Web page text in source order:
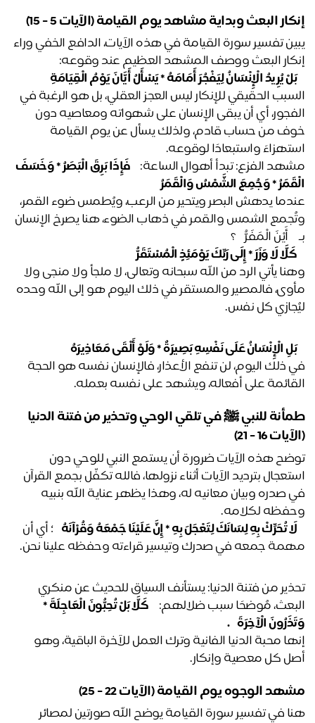
البعث وبداية مشاهد يوم القيامة (الآيات 5 - 15)
يبين تفسير سورة القيامة في هذه الآيات، الدافع الخفي وراء
البعث ووصف المشهد العظيم عند وقوعه:
يُرِيدُ الْإِنْسَانُ لِيَفْجُرَ أَمَامَهُ * يَسْأَلُ أَيَّانَ يَوْمُ الْقِيَامَةِ ﴾
الفجور، أي أن يبقى الإنسان على شهواته ومعاصيه دون
خوف من حساب قادم، ولذلك يسأل عن يوم القيامة
واستبعادًا لوقوعه.
الفزع: تبدأ أهوال الساعة:
﴿ فَإِذَا بَرِقَ الْبَصَرُ * وَخَسَفَ
* وَجُمِعَ الشَّمْسُ وَالْقَمَرُ ﴾
عندما يدهش البصر ويتحير من الرعب، ويُطمس ضوء القمر،
وتُجمع الشمس والقمر في ذهاب الضوء، هنا يصرخ الإنسان
﴿ أَيْنَ الْمَفَرُّ ﴾؟
لَا وَزَرَ * إِلَى رَبِّكَ يَوْمَئِذٍ الْمُسْتَقَرُّ ﴾
مأوى، فالمصير والمستقر في ذلك اليوم هو إلى الله وحده
كل نفس.
الْإِنْسَانُ عَلَى نَفْسِهِ بَصِيرَةٌ * وَلَوْ أَلْقَى مَعَاذِيرَهُ ﴾
في ذلك اليوم، لن تنفع الأعذار، فالإنسان نفسه هو الحجة
على أفعاله، ويشهد على نفسه بعمله.
طمأنة للنبي ﷺ في تلقي الوحي وتحذير من فتنة الدنيا
16 - 21)
توضح هذه الآيات ضرورة أن يستمع النبي للوحي دون
استعجال بترديد الآيات أثناء نزولها، فالله تكفّل بجمع القرآن
في صدره وبيان معانيه له، وهذا يظهر عناية الله بنبيه
لكلامه.
تُحَرِّكْ بِهِ لِسَانَكَ لِتَعْجَلَ بِهِ * إِنَّ عَلَيْنَا جَمْعَهُ وَقُرْآنَهُ ﴾
؛ أي أن
جمعه في صدرك وتيسير قراءته وحفظه علينا نحن.
تحذير من فتنة الدنيا: يستأنف السياق للحديث عن منكري
مُوضحًا سبب ضلالهم:
﴿ كَلَّا بَلْ تُحِبُّونَ الْعَاجِلَةَ *
الْآخِرَةَ ﴾.
إنها محبة الدنيا الفانية وترك العمل للآخرة الباقية، وهو
كل معصية وإنكار.
الوجوه يوم القيامة (الآيات 22 - 25)
هنا في تفسير سورة القيامة يوضح الله صورتين لمصائر